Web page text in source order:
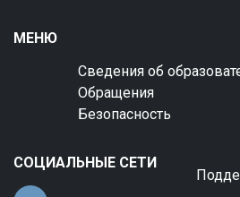
МЕНЮ
Сведения об
Обращения
Безопасность
СОЦИАЛЬНЫЕ СЕТИ